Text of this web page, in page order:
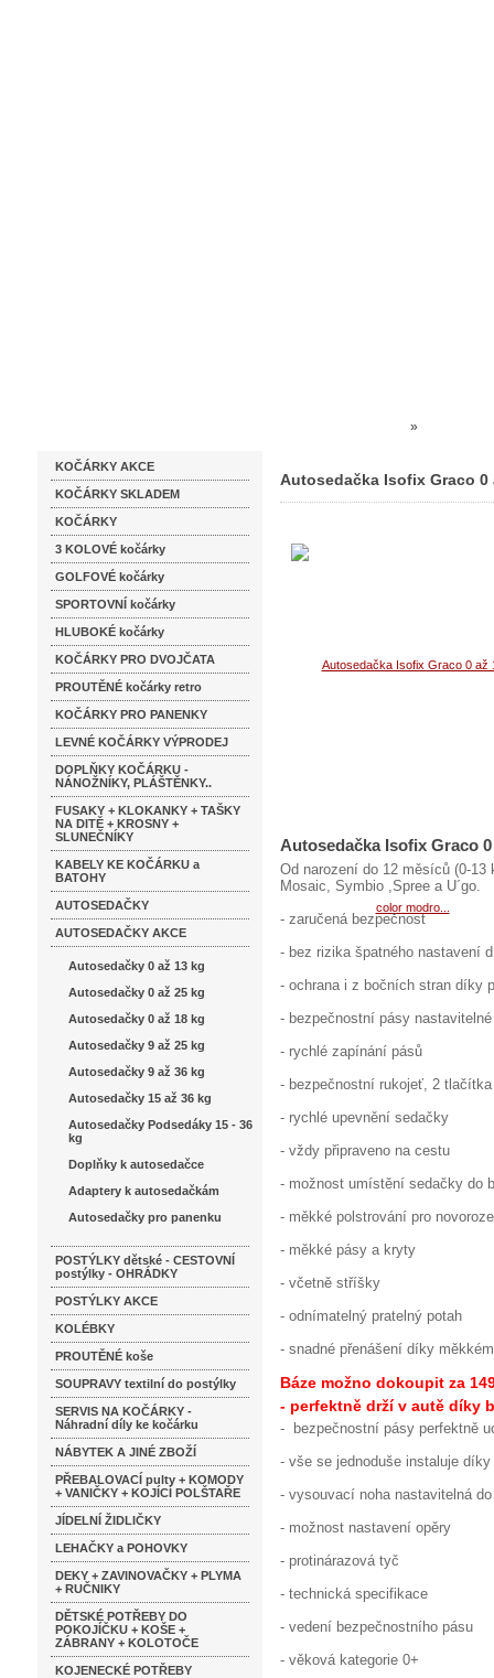
KOČÁRKY AKCE
KOČÁRKY SKLADEM
KOČÁRKY
3 KOLOVÉ kočárky
GOLFOVÉ kočárky
SPORTOVNÍ kočárky
HLUBOKÉ kočárky
KOČÁRKY PRO DVOJČATA
PROUTĚNÉ kočárky retro
KOČÁRKY PRO PANENKY
LEVNÉ KOČÁRKY VÝPRODEJ
DOPLŇKY KOČÁRKU -
NÁNOŽNÍKY, PLÁŠTĚNKY..
FUSAKY + KLOKANKY + TAŠKY
NA DITĚ + KROSNY +
SLUNEČNÍKY
KABELY KE KOČÁRKU a
BATOHY
AUTOSEDAČKY
AUTOSEDAČKY AKCE
Autosedačky 0 až 13 kg
Autosedačky 0 až 25 kg
Autosedačky 0 až 18 kg
Autosedačky 9 až 25 kg
Autosedačky 9 až 36 kg
Autosedačky 15 až 36 kg
Autosedačky Podsedáky 15 - 36
kg
Doplňky k autosedačce
Adaptery k autosedačkám
Autosedačky pro panenku
POSTÝLKY dětské - CESTOVNÍ
postýlky - OHRÁDKY
POSTÝLKY AKCE
KOLÉBKY
PROUTĚNÉ koše
SOUPRAVY textilní do postýlky
SERVIS NA KOČÁRKY -
Náhradní díly ke kočárku
NÁBYTEK A JINÉ ZBOŽÍ
PŘEBALOVACÍ pulty + KOMODY
+ VANIČKY + KOJÍCÍ POLŠTAŘE
JÍDELNÍ ŽIDLIČKY
LEHAČKY a POHOVKY
DEKY + ZAVINOVAČKY + PLYMA
+ RUČNIKY
DĚTSKÉ POTŘEBY DO
POKOJÍČKU + KOŠE +
ZÁBRANY + KOLOTOČE
KOJENECKÉ POTŘEBY
»
Autosedačka Isofix Graco 0
Autosedačka Isofix Graco
Autosedačka Isofix Graco
Od narození do 12 měsíců (0-
Mosaic, Symbio ,Spree a U´go.
- zaručená bezpečnost
- bez rizika špatného nastavení
- ochrana i z bočních stran díky
- bezpečnostní pásy
- rychlé zapínání pásů
- bezpečnostní rukojeť, 2
- rychlé upevnění sedačky
- vždy připraveno na cestu
- možnost umístění sedačky do
- měkké polstrování pro
- měkké pásy a kryty
- včetně stříšky
- odnímatelný pratelný potah
- snadné přenášení díky
Báze možno dokoupit za
- perfektně drží v autě díky
- bezpečnostní pásy perfektně
- vše se jednoduše instaluje
- vysouvací noha nastavitelná
- možnost nastavení opěry
- protinárazová tyč
- technická specifikace
- vedení bezpečnostního pásu
- věková kategorie 0+